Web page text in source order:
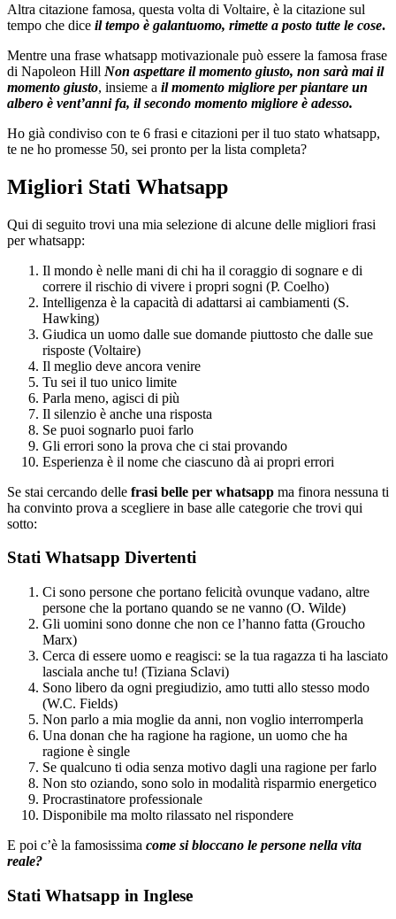
Altra citazione famosa, questa volta di Voltaire, è la citazione sul
tempo che dice il tempo è galantuomo, rimette a posto tutte le cose.
Mentre una frase whatsapp motivazionale può essere la famosa frase
di Napoleon Hill Non aspettare il momento giusto, non sarà mai il
momento giusto, insieme a il momento migliore per piantare un
albero è vent’anni fa, il secondo momento migliore è adesso.
Ho già condiviso con te 6 frasi e citazioni per il tuo stato whatsapp,
te ne ho promesse 50, sei pronto per la lista completa?
Migliori Stati Whatsapp
Qui di seguito trovi una mia selezione di alcune delle migliori frasi
per whatsapp:
Il mondo è nelle mani di chi ha il coraggio di sognare e di
correre il rischio di vivere i propri sogni (P. Coelho)
Intelligenza è la capacità di adattarsi ai cambiamenti (S.
Hawking)
Giudica un uomo dalle sue domande piuttosto che dalle sue
risposte (Voltaire)
Il meglio deve ancora venire
Tu sei il tuo unico limite
Parla meno, agisci di più
Il silenzio è anche una risposta
Se puoi sognarlo puoi farlo
Gli errori sono la prova che ci stai provando
Esperienza è il nome che ciascuno dà ai propri errori
Se stai cercando delle frasi belle per whatsapp ma finora nessuna ti
ha convinto prova a scegliere in base alle categorie che trovi qui
sotto:
Stati Whatsapp Divertenti
Ci sono persone che portano felicità ovunque vadano, altre
persone che la portano quando se ne vanno (O. Wilde)
Gli uomini sono donne che non ce l’hanno fatta (Groucho
Marx)
Cerca di essere uomo e reagisci: se la tua ragazza ti ha lasciato
lasciala anche tu! (Tiziana Sclavi)
Sono libero da ogni pregiudizio, amo tutti allo stesso modo
(W.C. Fields)
Non parlo a mia moglie da anni, non voglio interromperla
Una donan che ha ragione ha ragione, un uomo che ha
ragione è single
Se qualcuno ti odia senza motivo dagli una ragione per farlo
Non sto oziando, sono solo in modalità risparmio energetico
Procrastinatore professionale
Disponibile ma molto rilassato nel rispondere
E poi c’è la famosissima come si bloccano le persone nella vita
reale?
Stati Whatsapp in Inglese